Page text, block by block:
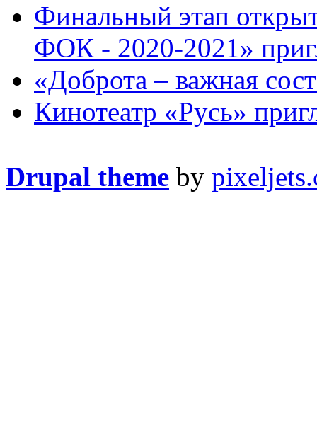
Финальный этап
ФОК - 2020-2021»
«Доброта – важная
Кинотеатр «Русь»
Drupal theme by